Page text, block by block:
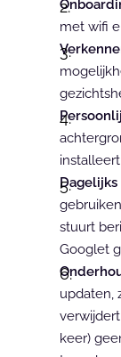
met wifi
stuurt
Googlet
updaten,
keer)